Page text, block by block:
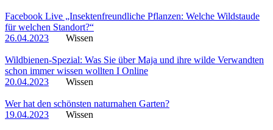
Facebook Live „Insektenfreundliche Pflanzen: Welche Wildstaude
für welchen Standort?“
26.04.2023
Wissen
Wildbienen-Spezial: Was Sie über Maja und ihre wilde Verwandten
schon immer wissen wollten I Online
20.04.2023
Wissen
Wer hat den schönsten naturnahen Garten?
19.04.2023
Wissen